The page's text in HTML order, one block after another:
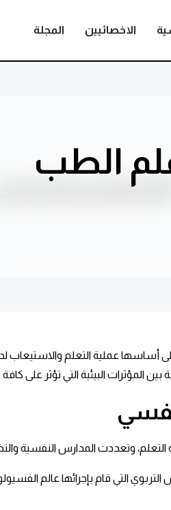
الاخصائيين المجلة
الطب
عملية التعلم والاستيعاب
بين المؤثرات البيئية التي تؤثر
وتعددت المدارس النفسية